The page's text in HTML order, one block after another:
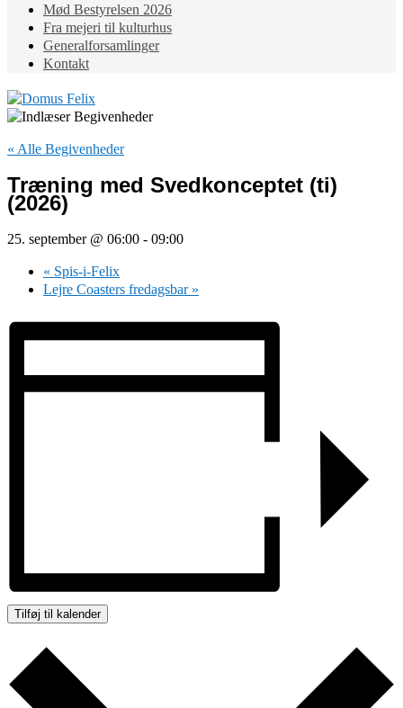
Mød Bestyrelsen 2026
Fra mejeri til kulturhus
Generalforsamlinger
Kontakt
« Alle Begivenheder
Træning med Svedkonceptet (ti)
(2026)
25. september @ 06:00 - 09:00
« Spis-i-Felix
Lejre Coasters fredagsbar »
Tilføj til kalender